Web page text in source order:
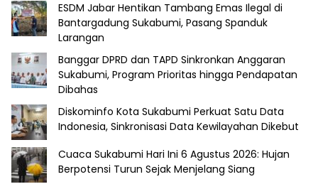
ESDM Jabar Hentikan Tambang Emas Ilegal di
Bantargadung Sukabumi, Pasang Spanduk
Larangan
Banggar DPRD dan TAPD Sinkronkan Anggaran
Sukabumi, Program Prioritas hingga Pendapatan
Dibahas
Diskominfo Kota Sukabumi Perkuat Satu Data
Indonesia, Sinkronisasi Data Kewilayahan Dikebut
Cuaca Sukabumi Hari Ini 6 Agustus 2026: Hujan
Berpotensi Turun Sejak Menjelang Siang